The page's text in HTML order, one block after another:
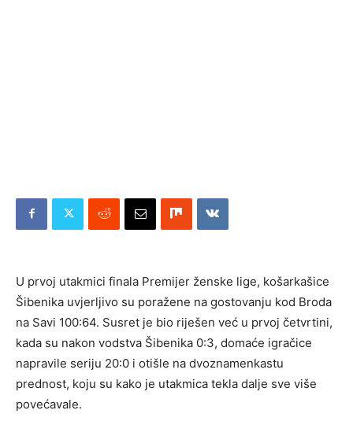
U prvoj utakmici finala Premijer ženske lige, košarkašice
Šibenika uvjerljivo su poražene na gostovanju kod Broda
na Savi 100:64. Susret je bio riješen već u prvoj četvrtini,
kada su nakon vodstva Šibenika 0:3, domaće igračice
napravile seriju 20:0 i otišle na dvoznamenkastu
prednost, koju su kako je utakmica tekla dalje sve više
povećavale.